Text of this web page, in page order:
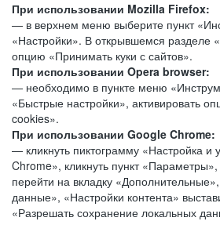
При использовании Mozilla Firefox:
— в верхнем меню выберите пункт
«Настройки». В открывшемся разделе
опцию «Принимать куки с сайтов».
При использовании Opera browser:
— необходимо в пункте меню
«Быстрые настройки», активировать
cookies».
При использовании Google Chrome:
— кликнуть пиктограмму «Настройка и
Chrome», кликнуть пункт
перейти на вкладку
данные», «Настройки контента»
«Разрешать сохранение локальных